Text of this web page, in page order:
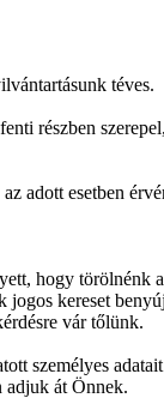
téves.
részben
adott esetben
hogy törölnénk
kereset
vár tőlünk.
személyes
adjuk át Önnek.